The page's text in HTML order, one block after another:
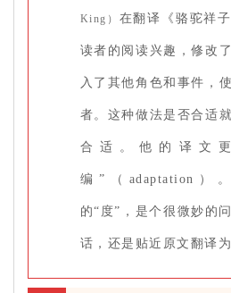
King） 在翻译《骆驼祥
读者的阅读兴趣，修改
入了其他角色和事件，
者。这种做法是否合适
合适。他的译文
编”（adaptation）
的“度”，是个很微妙的
话，还是贴近原文翻译为